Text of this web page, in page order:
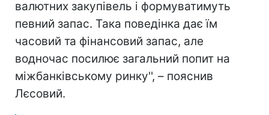
валютних закупівель і формуватимуть
певний запас. Така поведінка дає їм
часовий та фінансовий запас, але
водночас посилює загальний попит на
міжбанківському ринку'', – пояснив
Лєсовий.